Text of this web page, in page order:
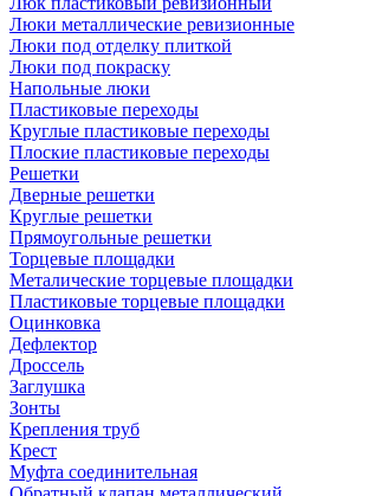
Люки металлические ревизионные
Люки под отделку плиткой
Люки под покраску
Напольные люки
Пластиковые переходы
Круглые пластиковые переходы
Плоские пластиковые переходы
Решетки
Дверные решетки
Круглые решетки
Прямоугольные решетки
Торцевые площадки
Металические торцевые площадки
Пластиковые торцевые площадки
Оцинковка
Дефлектор
Дроссель
Заглушка
Зонты
Крепления труб
Крест
Муфта соединительная